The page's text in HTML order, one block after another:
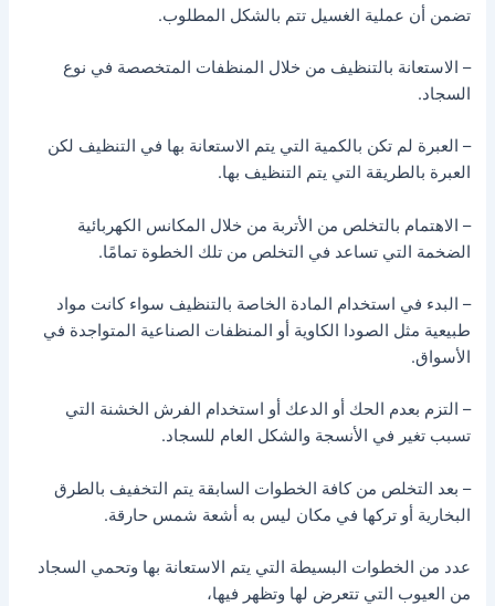
تضمن أن عملية الغسيل تتم بالشكل المطلوب.
– الاستعانة بالتنظيف من خلال المنظفات المتخصصة في نوع
السجاد.
– العبرة لم تكن بالكمية التي يتم الاستعانة بها في التنظيف لكن
العبرة بالطريقة التي يتم التنظيف بها.
– الاهتمام بالتخلص من الأتربة من خلال المكانس الكهربائية
الضخمة التي تساعد في التخلص من تلك الخطوة تمامًا.
– البدء في استخدام المادة الخاصة بالتنظيف سواء كانت مواد
طبيعية مثل الصودا الكاوية أو المنظفات الصناعية المتواجدة في
الأسواق.
– التزم بعدم الحك أو الدعك أو استخدام الفرش الخشنة التي
تسبب تغير في الأنسجة والشكل العام للسجاد.
– بعد التخلص من كافة الخطوات السابقة يتم التخفيف بالطرق
البخارية أو تركها في مكان ليس به أشعة شمس حارقة.
عدد من الخطوات البسيطة التي يتم الاستعانة بها وتحمي السجاد
من العيوب التي تتعرض لها وتظهر فيها،